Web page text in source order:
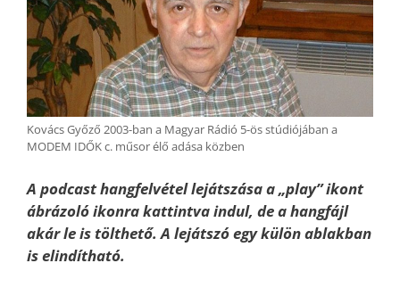
Kovács Győző 2003-ban a Magyar Rádió 5-ös stúdiójában a
MODEM IDŐK c. műsor élő adása közben
A podcast hangfelvétel lejátszása a „play” ikont
ábrázoló ikonra kattintva indul, de a hangfájl
akár le is tölthető. A lejátszó egy külön ablakban
is elindítható.